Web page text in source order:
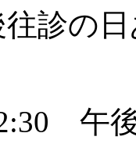
往診の
午